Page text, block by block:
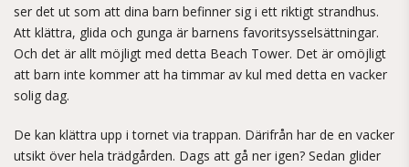
ser det ut som att dina barn befinner sig i ett riktigt strandhus.
Att klättra, glida och gunga är barnens favoritsysselsättningar.
Och det är allt möjligt med detta Beach Tower. Det är omöjligt
att barn inte kommer att ha timmar av kul med detta en vacker
solig dag.
De kan klättra upp i tornet via trappan. Därifrån har de en vacker
utsikt över hela trädgården. Dags att gå ner igen? Sedan glider